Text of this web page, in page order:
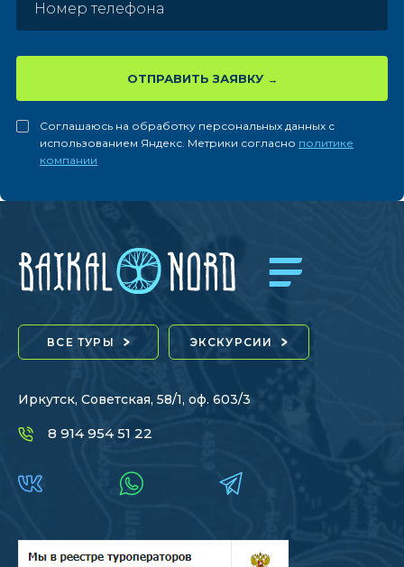
ОТПРАВИТЬ ЗАЯВКУ
Соглашаюсь на обработку персональных данных с
использованием Яндекс. Метрики согласно политике
компании
ВСЕ ТУРЫ ЭКСКУРСИИ
Иркутск, Советская, 58/1, оф. 603/3
8 914 954 51 22